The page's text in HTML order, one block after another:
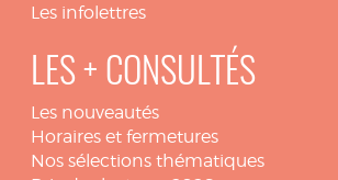
Les infolettres
LES + CONSULTÉS
Les nouveautés
Horaires et fermetures
Nos sélections thématiques